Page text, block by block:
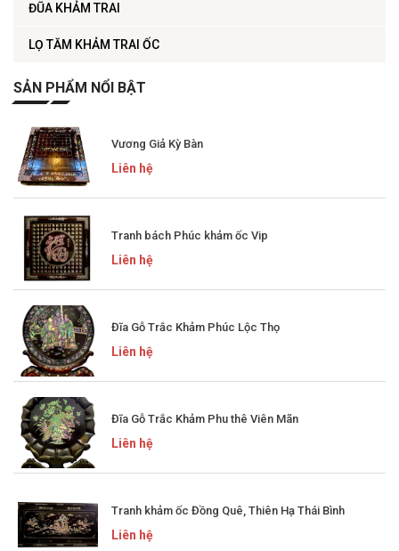
ĐŨA KHẢM TRAI
LỌ TĂM KHẢM TRAI ỐC
SẢN PHẨM NỔI BẬT
Vương Giả Kỳ Bàn
Liên hệ
Tranh bách Phúc khảm ốc Vip
Liên hệ
Đĩa Gỗ Trắc Khảm Phúc Lộc Thọ
Liên hệ
Đĩa Gỗ Trắc Khảm Phu thê Viên Mãn
Liên hệ
Tranh khảm ốc Đồng Quê, Thiên Hạ Thái Bình
Liên hệ